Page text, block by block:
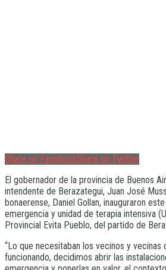
Share on FacebookShare on Twitter
El gobernador de la provincia de Buenos
intendente de Berazategui, Juan José
bonaerense, Daniel Gollan, inauguraron
emergencia y unidad de terapia intensiva
Provincial Evita Pueblo, del partido de
“Lo que necesitaban los vecinos y
funcionando, decidimos abrir las